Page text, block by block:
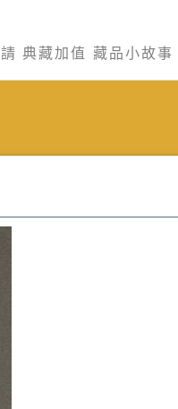
典藏加值 藏品小故事